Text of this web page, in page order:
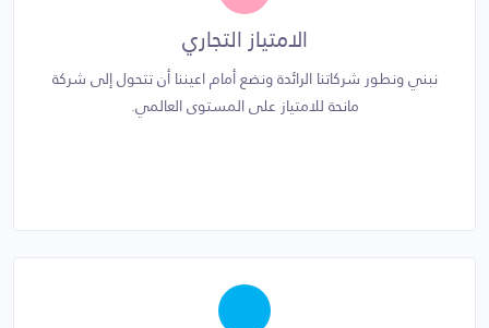
الامتياز التجاري
نبني ونطور شركاتنا الرائدة ونضع أمام اعيننا أن تتحول إلى شركة
مانحة للامتياز على المستوى العالمي.